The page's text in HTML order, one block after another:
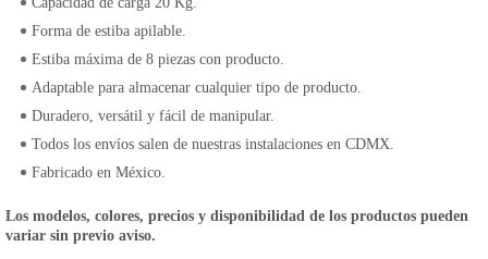
Forma de estiba apilable.
Estiba máxima de 8 piezas con producto.
Adaptable para almacenar cualquier tipo de producto.
Duradero, versátil y fácil de manipular.
Todos los envíos salen de nuestras instalaciones en CDMX.
Fabricado en México.
Los modelos, colores, precios y disponibilidad de los productos pueden
variar sin previo aviso.